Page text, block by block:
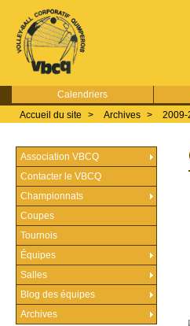
Calendriers
Accueil du site
> Archives > 2009-
Association VBCQ
Contacter le VBCQ
Championnats
Coupes
Tournois
Équipes
Salles
Blog des équipes
Archives